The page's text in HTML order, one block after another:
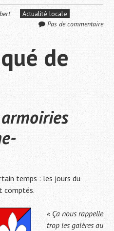
Actualité locale
Pas de commentaire
de
temps : les jours du
comptés.
« Ça nous rappelle
trop les galères au